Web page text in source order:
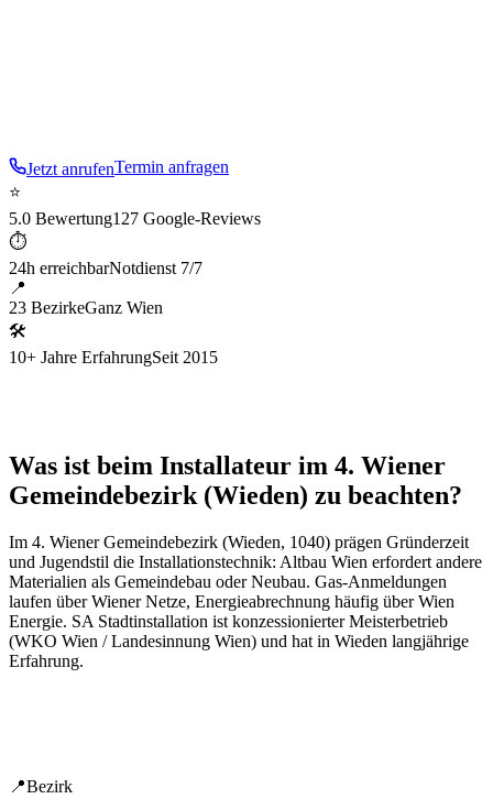
Jetzt anrufenTermin anfragen
⭐
5.0 Bewertung127 Google-Reviews
⏱
24h erreichbarNotdienst 7/7
📍
23 BezirkeGanz Wien
🛠
10+ Jahre ErfahrungSeit 2015
Was ist beim Installateur im 4. Wiener
Gemeindebezirk (Wieden) zu beachten?
Im 4. Wiener Gemeindebezirk (Wieden, 1040) prägen Gründerzeit
und Jugendstil die Installationstechnik: Altbau Wien erfordert andere
Materialien als Gemeindebau oder Neubau. Gas-Anmeldungen
laufen über Wiener Netze, Energieabrechnung häufig über Wien
Energie. SA Stadtinstallation ist konzessionierter Meisterbetrieb
(WKO Wien / Landesinnung Wien) und hat in Wieden langjährige
Erfahrung.
📍Bezirk